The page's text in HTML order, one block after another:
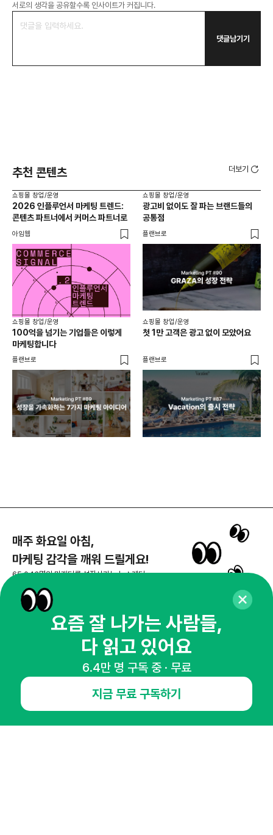
서로의 생각을 공유할수록 인사이트가 커집니다.
댓글남기기
추천 콘텐츠 더보기
쇼핑몰 창업/운영
2026 인플루언서 마케팅 트렌드:
콘텐츠 파트너에서 커머스 파트너로
아임웹
쇼핑몰 창업/운영
광고비 없이도 잘 파는 브랜드들의
공통점
플랜브로
쇼핑몰 창업/운영
100억을 넘기는 기업들은 이렇게
마케팅합니다
플랜브로
쇼핑몰 창업/운영
첫 1만 고객은 광고 없이 모았어요
플랜브로
매주 화요일 아침,
마케팅 감각을 깨워 드릴게요!
65,043명의 마케터를 성장시키는 뉴스레터
뉴스레터 구독하기
공지사항 제휴문의
인사이터 신청
뉴스레터
광고안내
요즘 잘 나가는 사람들,
다 읽고 있어요
6.4만 명 구독 중 · 무료
지금 무료 구독하기